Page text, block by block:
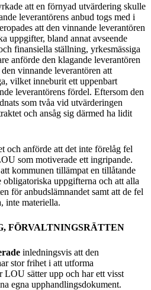
att en förnyad utvärdering skulle
leverantörens anbud togs med i
att den vinnande leverantören
uppgifter, bland annat avseende
finansiella ställning, yrkesmässiga
anförde den klagande leverantören
vinnande leverantören att
vilket inneburit ett uppenbart
leverantörens fördel. Eftersom den
som tvåa vid utvärderingen
och ansåg sig därmed ha lidit
och anförde att det inte förelåg fel
som motiverade ett ingripande.
kommunen tillämpat en tillåtande
uppgifterna och att alla
för anbudslämnandet samt att de fel
inte materiella.
FÖRVALTNINGSRÄTTEN
inledningsvis att den
stor frihet i att utforma
LOU sätter upp och har ett visst
egna upphandlingsdokument.